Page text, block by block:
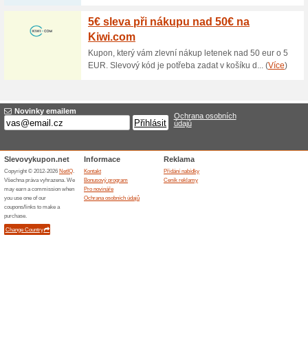
PO-PÁ 8-16.30 hod. Bližší
100% fungovalo
Zboží objednané v
výdejním místě Ostrava-
telefonicky, kdy je zboží